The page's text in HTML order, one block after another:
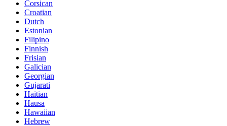
Corsican
Croatian
Dutch
Estonian
Filipino
Finnish
Frisian
Galician
Georgian
Gujarati
Haitian
Hausa
Hawaiian
Hebrew